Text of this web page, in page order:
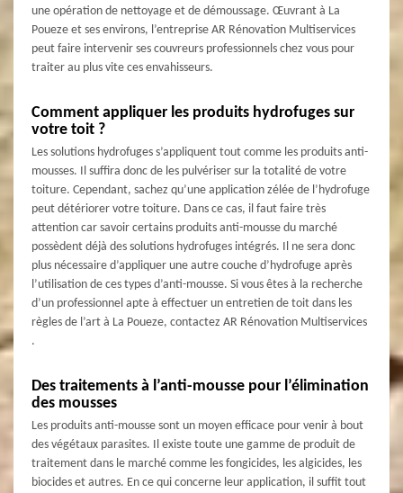
une opération de nettoyage et de démoussage. Œuvrant à La
Poueze et ses environs, l’entreprise AR Rénovation Multiservices
peut faire intervenir ses couvreurs professionnels chez vous pour
traiter au plus vite ces envahisseurs.
Comment appliquer les produits hydrofuges sur
votre toit ?
Les solutions hydrofuges s’appliquent tout comme les produits anti-
mousses. Il suffira donc de les pulvériser sur la totalité de votre
toiture. Cependant, sachez qu’une application zélée de l’hydrofuge
peut détériorer votre toiture. Dans ce cas, il faut faire très
attention car savoir certains produits anti-mousse du marché
possèdent déjà des solutions hydrofuges intégrés. Il ne sera donc
plus nécessaire d’appliquer une autre couche d’hydrofuge après
l’utilisation de ces types d’anti-mousse. Si vous êtes à la recherche
d’un professionnel apte à effectuer un entretien de toit dans les
règles de l’art à La Poueze, contactez AR Rénovation Multiservices
.
Des traitements à l’anti-mousse pour l’élimination
des mousses
Les produits anti-mousse sont un moyen efficace pour venir à bout
des végétaux parasites. Il existe toute une gamme de produit de
traitement dans le marché comme les fongicides, les algicides, les
biocides et autres. En ce qui concerne leur application, il suffit tout